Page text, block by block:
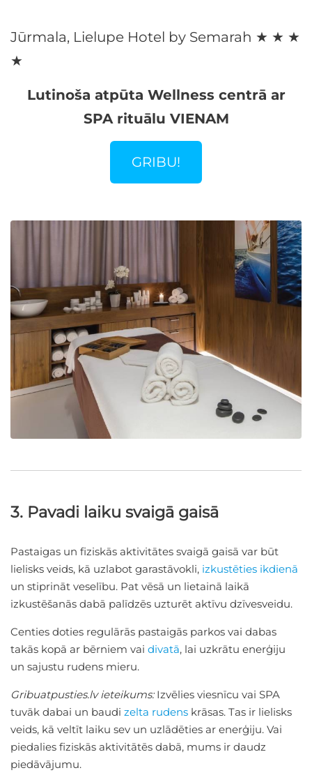
Jūrmala, Lielupe Hotel by Semarah ★ ★ ★
★
Lutinoša atpūta Wellness centrā ar
SPA rituālu VIENAM
GRIBU!
3. Pavadi laiku svaigā gaisā
Pastaigas un fiziskās aktivitātes svaigā gaisā var būt
lielisks veids, kā uzlabot garastāvokli, izkustēties ikdienā
un stiprināt veselību. Pat vēsā un lietainā laikā
izkustēšanās dabā palīdzēs uzturēt aktīvu dzīvesveidu.
Centies doties regulārās pastaigās parkos vai dabas
takās kopā ar bērniem vai divatā, lai uzkrātu enerģiju
un sajustu rudens mieru.
Gribuatpusties.lv ieteikums:Izvēlies viesnīcu vai SPA
tuvāk dabai un baudi zelta rudens krāsas. Tas ir lielisks
veids, kā veltīt laiku sev un uzlādēties ar enerģiju. Vai
piedalies fiziskās aktivitātēs dabā, mums ir daudz
piedāvājumu.